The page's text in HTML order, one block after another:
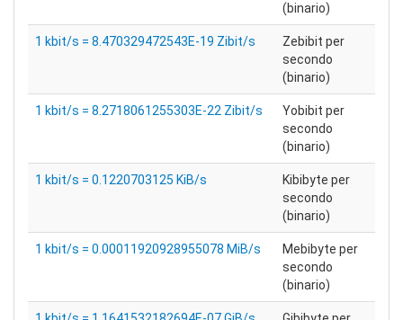
(binario)
1 kbit/s = 8.470329472543E-19 Zibit/s
Zebibit per
secondo
(binario)
1 kbit/s = 8.2718061255303E-22 Zibit/s
Yobibit per
secondo
(binario)
1 kbit/s = 0.1220703125 KiB/s
Kibibyte per
secondo
(binario)
1 kbit/s = 0.00011920928955078 MiB/s
Mebibyte per
secondo
(binario)